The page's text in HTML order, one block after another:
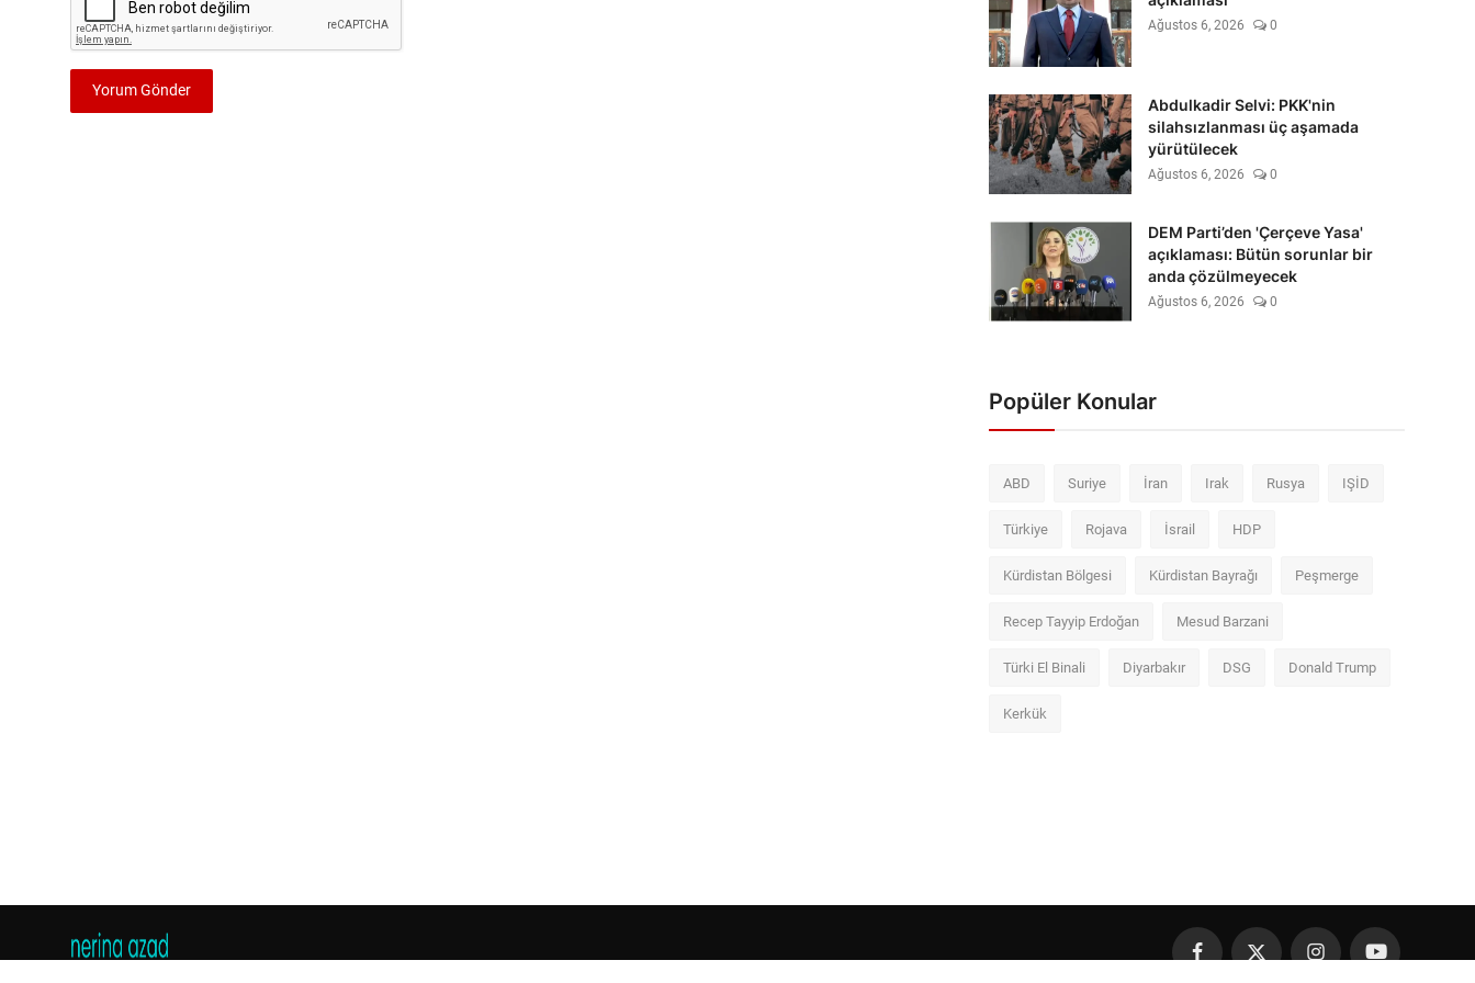
Yorum Gönder
Ağustos 6, 2026 0
Abdulkadir Selvi: PKK'nin
silahsızlanması üç aşamada
yürütülecek
Ağustos 6, 2026 0
DEM Parti’den 'Çerçeve Yasa'
açıklaması: Bütün sorunlar bir
anda çözülmeyecek
Ağustos 6, 2026 0
Popüler Konular
ABD Suriye İran Irak Rusya IŞİD
Türkiye Rojava İsrail HDP
Kürdistan Bölgesi Kürdistan Bayrağı Peşmerge
Recep Tayyip Erdoğan Mesud Barzani
Türki El Binali Diyarbakır DSG Donald Trump
Kerkük